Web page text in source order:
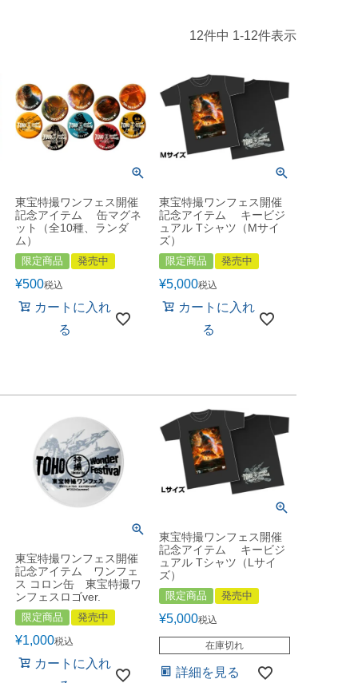
12件中 1-12件表示
東宝特撮ワンフェス開催
記念アイテム 缶マグネ
ット（全10種、ランダ
ム）
限定商品 発売中
¥500税込
カートに入れ
る
東宝特撮ワンフェス開催
記念アイテム キービジ
ュアル Tシャツ（Mサイ
ズ）
限定商品 発売中
¥5,000税込
カートに入れ
る
東宝特撮ワンフェス開催
記念アイテム ワンフェ
ス コロン缶 東宝特撮ワ
ンフェスロゴver.
限定商品 発売中
¥1,000税込
カートに入れ
東宝特撮ワンフェス開催
記念アイテム キービジ
ュアル Tシャツ（Lサイ
ズ）
限定商品 発売中
¥5,000税込
在庫切れ
詳細を見る